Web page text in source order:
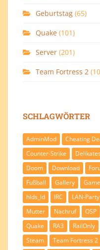
Geburtstag (65)
Quake (101)
Server (201)
Team Fortress 2
SCHLAGWÖRTER
AdminMod Cheating
Counter-Strike
Doom
Download
Fußball
Gallery
hlds_ld
IRC LAN-Party
Mutter
Nachruf OSP
Quake
RA3 RailOnly
Steam
Team Fortress 2